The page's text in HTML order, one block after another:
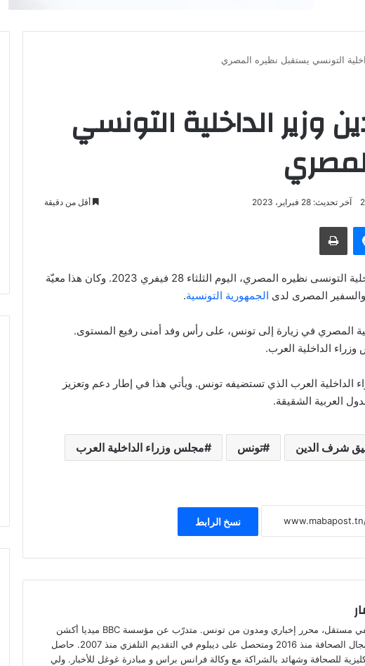
التونسي يستقبل نظيره المصري
وزير الداخلية التونسي
آخر تحديث: 28 فبراير، 2023 أقل من دقيقة
ماسنجر طباعة
وزير الداخلية التونسى نظيره المصري، اليوم الثلثاء 28 فيفري 2023. وكان هذا معيّة
والسفير المصرى لدى الجمهورية التونسية.
المصري في زيارة إلى تونس، على رأس وفد أمنى رفيع المستوى.
الداخلية العرب.
الداخلية العرب الذي تستضيفه تونس. ويأتي هذا في إطار دعم وتعزيز
العربية الشقيقة.
شرف الدين تونس مجلس وزراء الداخلية العرب
نسخ الرابط
محمد علي بن عمار صحفي مستقل، محرر إخباري ومدون من تونس. متدرّب عن مؤسسة BBC ميديا أكشن
البريطانية الإعلامية في مجال الصحافة منذ 2016 ومتحصل على ديبلوم في التقديم التلفزي منذ 2007. حاصل
للصحافة وشهائد بالشراكة مع وكالة فرانس براس و مبادرة غوغل للأخبار. ولي